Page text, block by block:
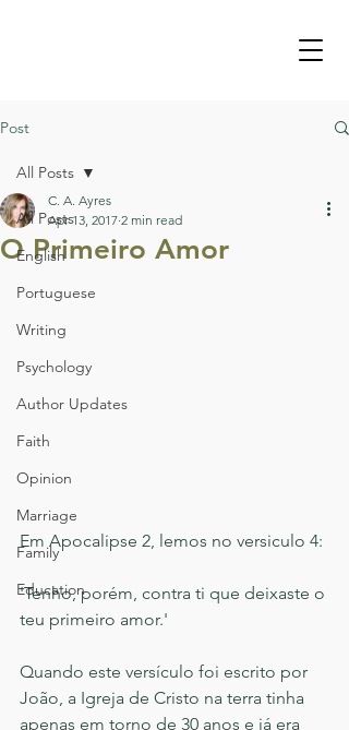
Post
All Posts
English
Portuguese
Writing
Psychology
Author Updates
Faith
Opinion
Marriage
Family
Education
All Posts
O Primeiro Amor
C. A. Ayres
Apr 13, 2017 2 min read
Em Apocalipse 2, lemos no versiculo 4:
'Tenho, porém, contra ti que deixaste o
teu primeiro amor.'
Quando este versículo foi escrito por
João, a Igreja de Cristo na terra tinha
apenas em torno de 30 anos e já era